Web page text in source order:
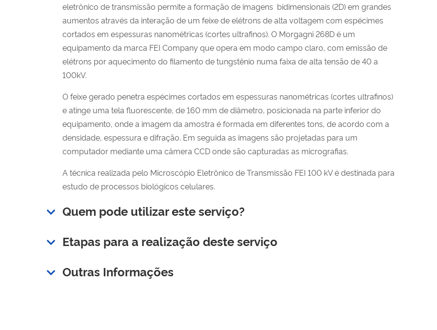
eletrônico de transmissão permite a formação de imagens bidimensionais (2D) em grandes
aumentos através da interação de um feixe de elétrons de alta voltagem com espécimes
cortados em espessuras nanométricas (cortes ultrafinos). O Morgagni 268D é um
equipamento da marca FEI Company que opera em modo campo claro, com emissão de
elétrons por aquecimento do filamento de tungstênio numa faixa de alta tensão de 40 a
100kV.
O feixe gerado penetra espécimes cortados em espessuras nanométricas (cortes ultrafinos)
e atinge uma tela fluorescente, de 160 mm de diâmetro, posicionada na parte inferior do
equipamento, onde a imagem da amostra é formada em diferentes tons, de acordo com a
densidade, espessura e difração. Em seguida as imagens são projetadas para um
computador mediante uma câmera CCD onde são capturadas as micrografias.
A técnica realizada pelo Microscópio Eletrônico de Transmissão FEI 100 kV é destinada para
estudo de processos biológicos celulares.
Quem pode utilizar este serviço?
Etapas para a realização deste serviço
Outras Informações